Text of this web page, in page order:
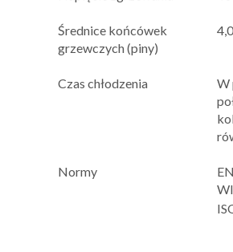
Średnice końcówek
grzewczych (piny)
Czas chłodzenia
W
Normy